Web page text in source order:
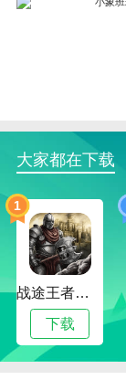
1、动态
4、然后运
5、精准
助用户精准定
小编评价
该款应用
手机应用程序
蒙教育、语言
松愉快的氛围
在线辅导服务
大家都在下载
1
战途王者最新版
下载